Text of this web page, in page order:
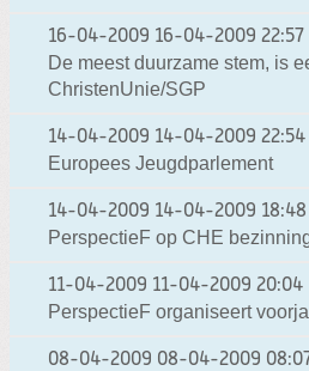
16-04-2009 16-04-2009 22:57
De meest duurzame stem, is
ChristenUnie/SGP
14-04-2009 14-04-2009 22:54
Europees Jeugdparlement
14-04-2009 14-04-2009 18:48
PerspectieF op CHE
11-04-2009 11-04-2009 20:04
PerspectieF organiseert
08-04-2009 08-04-2009